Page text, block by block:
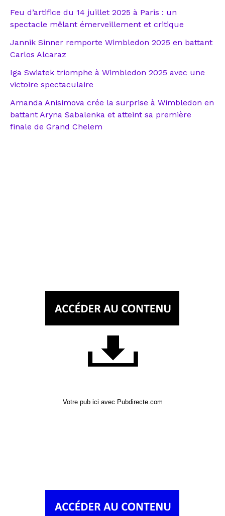
Feu d’artifice du 14 juillet 2025 à Paris : un
spectacle mêlant émerveillement et critique
Jannik Sinner remporte Wimbledon 2025 en battant
Carlos Alcaraz
Iga Swiatek triomphe à Wimbledon 2025 avec une
victoire spectaculaire
Amanda Anisimova crée la surprise à Wimbledon en
battant Aryna Sabalenka et atteint sa première
finale de Grand Chelem
Votre pub ici avec Pubdirecte.com